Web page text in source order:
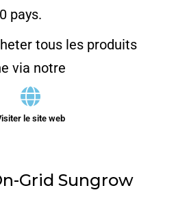
pays.
tous les produits
via notre
le site web
Grid Sungrow